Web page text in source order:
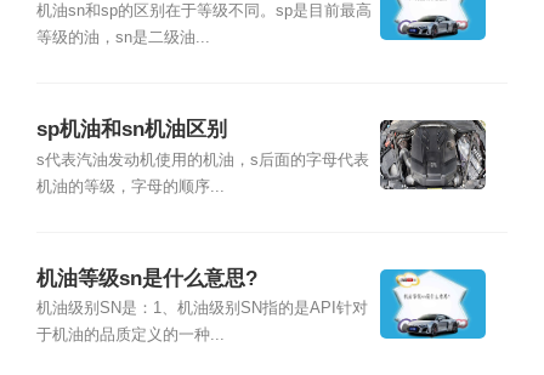
机油sn和sp的区别在于等级不同。sp是目前最高
等级的油，sn是二级油...
sp机油和sn机油区别
s代表汽油发动机使用的机油，s后面的字母代表
机油的等级，字母的顺序...
机油等级sn是什么意思?
机油级别SN是：1、机油级别SN指的是API针对
于机油的品质定义的一种...